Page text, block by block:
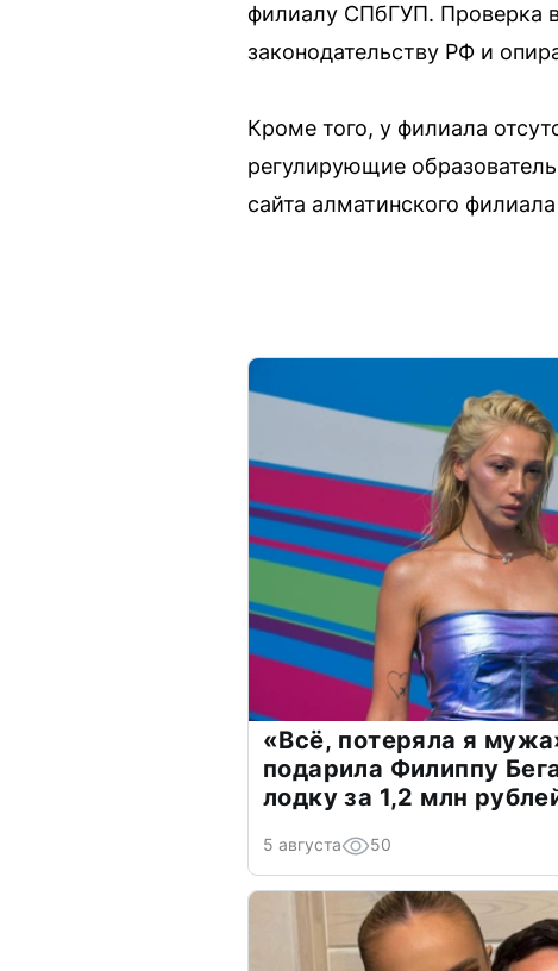
филиалу СПбГУП. Проверка
законодательству РФ и
Кроме того, у филиала
регулирующие
сайта алматинского
«Всё, потеряла я
подарила Филиппу
лодку за 1,2 млн
5 августа 50